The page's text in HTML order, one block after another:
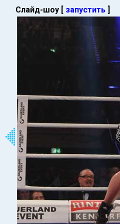
Слайд-шоу [ запустить ]